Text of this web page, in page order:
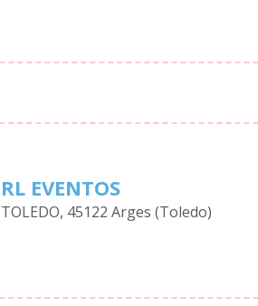
RL EVENTOS
TOLEDO, 45122 Arges (Toledo)